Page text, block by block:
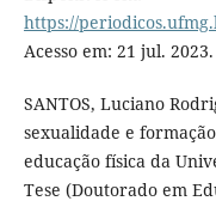
https://
Acesso em: 21 jul. 2023.
SANTOS, Luciano
sexualidade e
educação física da
Tese (Doutorado em